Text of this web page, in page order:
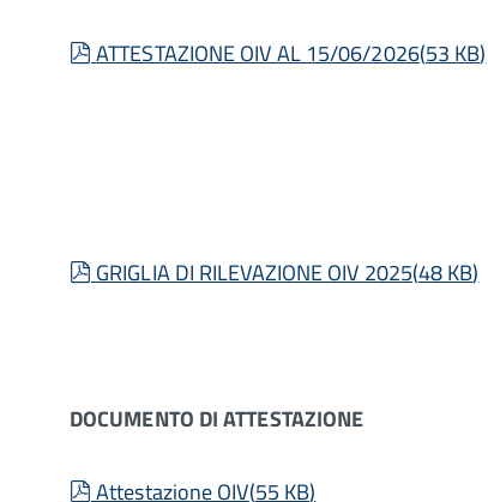
pdf
ATTESTAZIONE OIV AL 15/06/2026(53 KB)
pdf
GRIGLIA DI RILEVAZIONE OIV 2025(48 KB)
DOCUMENTO DI ATTESTAZIONE
pdf
Attestazione OIV(55 KB)